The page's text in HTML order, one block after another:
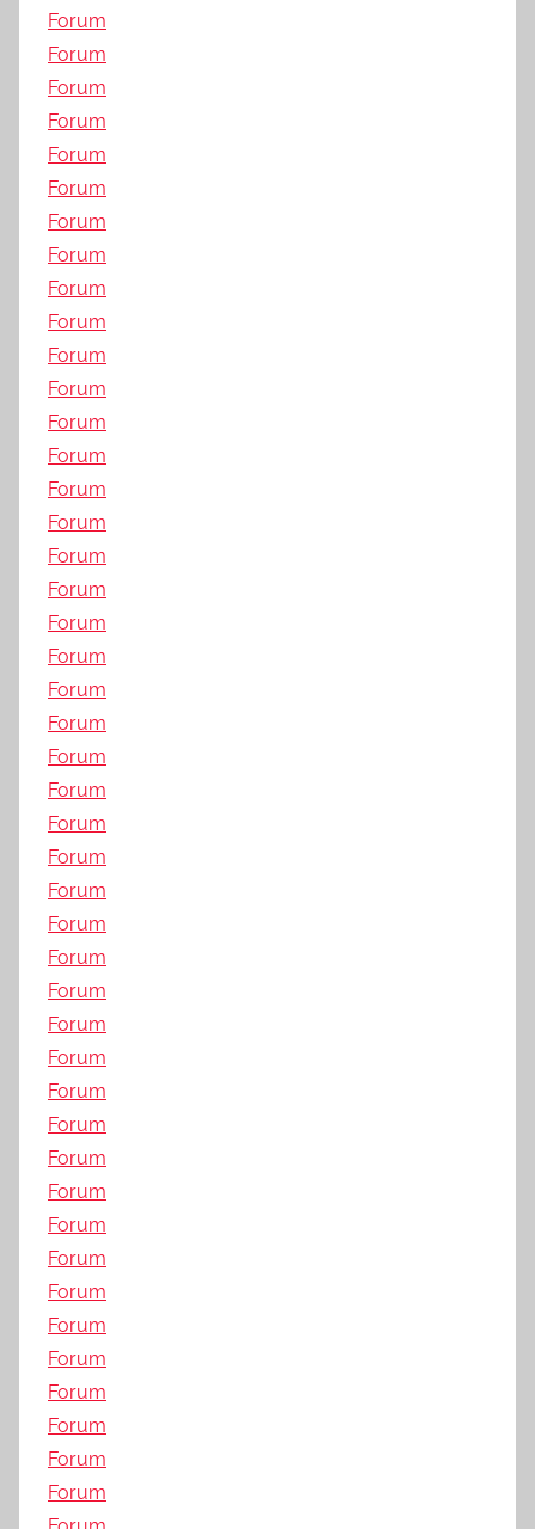
Forum
Forum
Forum
Forum
Forum
Forum
Forum
Forum
Forum
Forum
Forum
Forum
Forum
Forum
Forum
Forum
Forum
Forum
Forum
Forum
Forum
Forum
Forum
Forum
Forum
Forum
Forum
Forum
Forum
Forum
Forum
Forum
Forum
Forum
Forum
Forum
Forum
Forum
Forum
Forum
Forum
Forum
Forum
Forum
Forum